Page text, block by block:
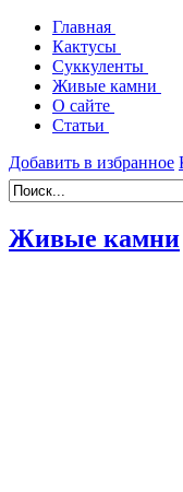
Главная
Кактусы
Суккуленты
Живые камни
О сайте
Статьи
Добавить в избранное
Живые камни